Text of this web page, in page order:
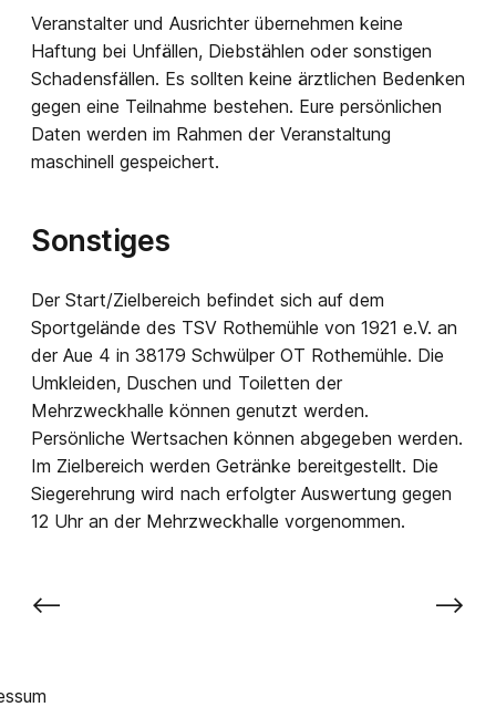
Veranstalter und Ausrichter übernehmen keine
Haftung bei Unfällen, Diebstählen oder sonstigen
Schadensfällen. Es sollten keine ärztlichen Bedenken
gegen eine Teilnahme bestehen. Eure persönlichen
Daten werden im Rahmen der Veranstaltung
maschinell gespeichert.
Sonstiges
Der Start/Zielbereich befindet sich auf dem
Sportgelände des TSV Rothemühle von 1921 e.V. an
der Aue 4 in 38179 Schwülper OT Rothemühle. Die
Umkleiden, Duschen und Toiletten der
Mehrzweckhalle können genutzt werden.
Persönliche Wertsachen können abgegeben werden.
Im Zielbereich werden Getränke bereitgestellt. Die
Siegerehrung wird nach erfolgter Auswertung gegen
12 Uhr an der Mehrzweckhalle vorgenommen.
⟵ ⟶